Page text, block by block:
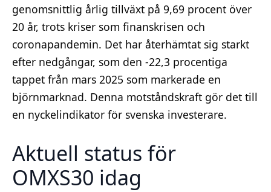
genomsnittlig årlig tillväxt på 9,69 procent över
20 år, trots kriser som finanskrisen och
coronapandemin. Det har återhämtat sig starkt
efter nedgångar, som den -22,3 procentiga
tappet från mars 2025 som markerade en
björnmarknad. Denna motståndskraft gör det till
en nyckelindikator för svenska investerare.
Aktuell status för
OMXS30 idag